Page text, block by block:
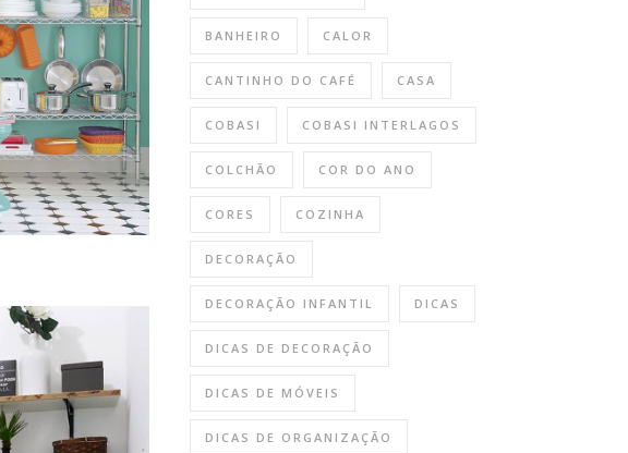
BANHEIRO CALOR
CANTINHO DO CAFÉ CASA
COBASI COBASI INTERLAGOS
COLCHÃO COR DO ANO
CORES COZINHA
DECORAÇÃO
DECORAÇÃO INFANTIL DICAS
DICAS DE DECORAÇÃO
DICAS DE MÓVEIS
DICAS DE ORGANIZAÇÃO